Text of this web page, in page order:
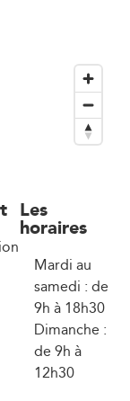
Les
horaires
Mardi au
samedi : de
9h à 18h30
Dimanche :
de 9h à
12h30